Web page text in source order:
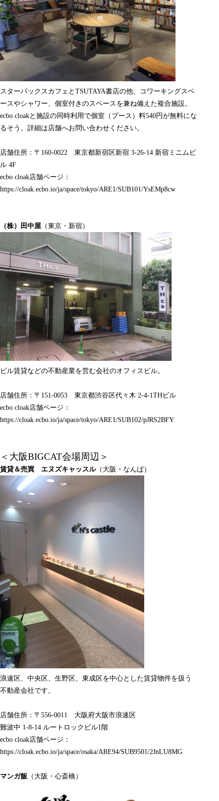
スターバックスカフェとTSUTAYA書店の他、コワーキングスペ
ースやシャワー、個室付きのスペースを兼ね備えた複合施設。
ecbo cloakと施設の同時利用で個室（ブース）料540円が無料にな
るそう。詳細は店舗へお問い合わせください。
店舗住所：〒160-0022 東京都新宿区 新宿 3-26-14 新宿ミニムビ
ル 4F
ecbo cloak店舗ページ：
https://cloak.ecbo.io/ja/space/tokyo/ARE1/SUB101/YsEMp8cw
（株）田中屋 （東京・新宿）
ビル賃貸などの不動産業を営む会社のオフィスビル。
店舗住所：〒151-0053 東京都渋谷区代々木 2-4-1THビル
ecbo cloak店舗ページ：
https://cloak.ecbo.io/ja/space/tokyo/ARE1/SUB102/pJRS2BFY
＜大阪BIGCAT会場周辺＞
賃貸＆売買 エヌズキャッスル（大阪・なんば）
浪速区、中央区、生野区、東成区を中心とした賃貸物件を扱う
不動産会社です。
店舗住所：〒556-0011 大阪府大阪市浪速区
難波中 1-8-14 ルートロックビル1階
ecbo cloak店舗ページ：
https://cloak.ecbo.io/ja/space/osaka/ARE94/SUB9501/2JnLU8MG
マンガ飯 （大阪・心斎橋）